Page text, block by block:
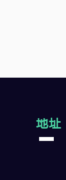
地址